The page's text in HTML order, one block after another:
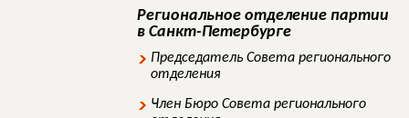
Региональное отделение партии
в Санкт-Петербурге
Председатель Совета регионального
отделения
Член Бюро Совета регионального